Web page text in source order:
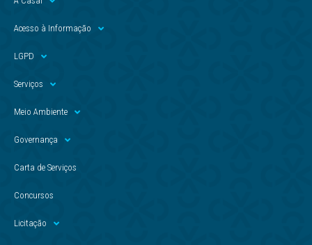
Acesso à Informação
LGPD
Serviços
Meio Ambiente
Governança
Carta de Serviços
Concursos
Licitação